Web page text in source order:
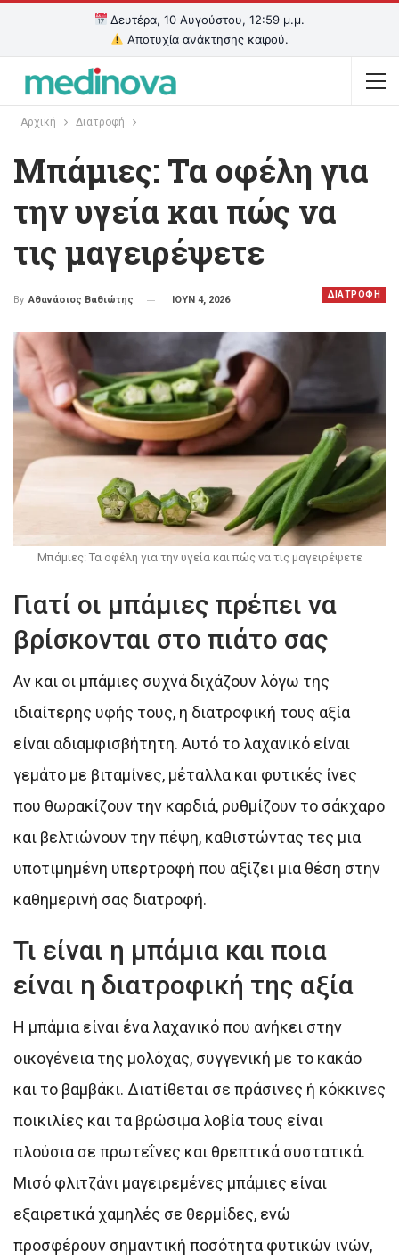
Δευτέρα, 10 Αυγούστου, 12:59 μ.μ.
Αποτυχία ανάκτησης καιρού.
Αρχική Διατροφή
Μπάμιες: Τα οφέλη για
την υγεία και πώς να
τις μαγειρέψετε
ΔΙΑΤΡΟΦΗ
By Αθανάσιος Βαθιώτης ΙΟΥΝ 4, 2026
Μπάμιες: Τα οφέλη για την υγεία και πώς να τις μαγειρέψετε
Γιατί οι μπάμιες πρέπει να
βρίσκονται στο πιάτο σας
Αν και οι μπάμιες συχνά διχάζουν λόγω της
ιδιαίτερης υφής τους, η διατροφική τους αξία
είναι αδιαμφισβήτητη. Αυτό το λαχανικό είναι
γεμάτο με βιταμίνες, μέταλλα και φυτικές ίνες
που θωρακίζουν την καρδιά, ρυθμίζουν το σάκχαρο
και βελτιώνουν την πέψη, καθιστώντας τες μια
υποτιμημένη υπερτροφή που αξίζει μια θέση στην
καθημερινή σας διατροφή.
Τι είναι η μπάμια και ποια
είναι η διατροφική της αξία
Η μπάμια είναι ένα λαχανικό που ανήκει στην
οικογένεια της μολόχας, συγγενική με το κακάο
και το βαμβάκι. Διατίθεται σε πράσινες ή κόκκινες
ποικιλίες και τα βρώσιμα λοβία τους είναι
πλούσια σε πρωτεΐνες και θρεπτικά συστατικά.
Μισό φλιτζάνι μαγειρεμένες μπάμιες είναι
εξαιρετικά χαμηλές σε θερμίδες, ενώ
προσφέρουν σημαντική ποσότητα φυτικών ινών,